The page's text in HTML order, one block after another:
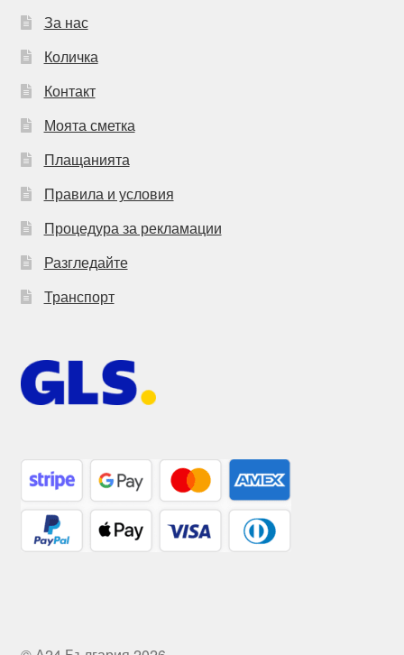
За нас
Количка
Контакт
Моята сметка
Плащанията
Правила и условия
Процедура за рекламации
Разгледайте
Транспорт